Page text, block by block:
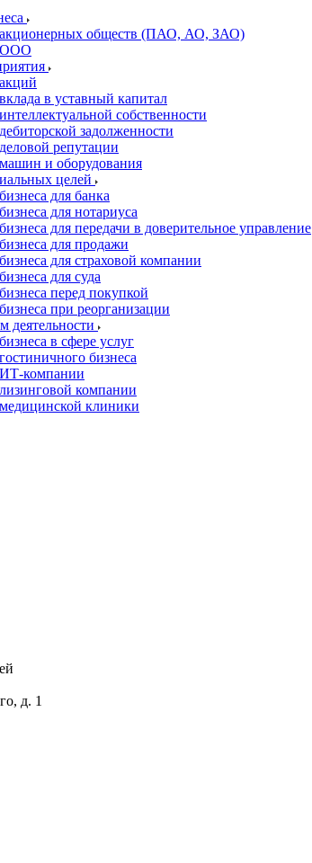
акционерных обществ (ПАО, АО, ЗАО)
ООО
в уставный капитал
собственности
задолженности
репутации
и оборудования
целей
для банка
для нотариуса
для передачи в доверительное управление
для продажи
для страховой компании
для суда
перед покупкой
при реорганизации
деятельности
в сфере услуг
бизнеса
компании
компании
клиники
д. 1